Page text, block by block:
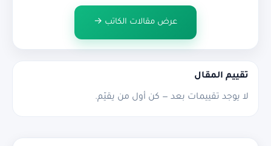
عرض مقالات الكاتب →
تقييم المقال
لا يوجد تقييمات بعد — كن أول من يقيّم.